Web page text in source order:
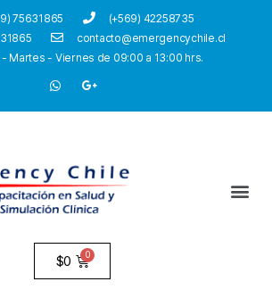
75631865
(+569) 42258735
contacto@emergencychile.cl
- Martes - Viernes de 09:00 a 13:00 hrs.
$0